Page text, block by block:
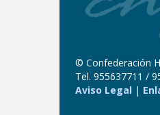
© Confederación
Tel. 955637711 /
Aviso Legal |